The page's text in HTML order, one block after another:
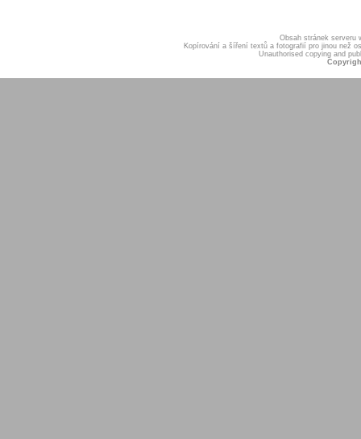
Obsah stránek serveru
Kopírování a šíření textů a fotografií pro jinou než
Unauthorised copying and